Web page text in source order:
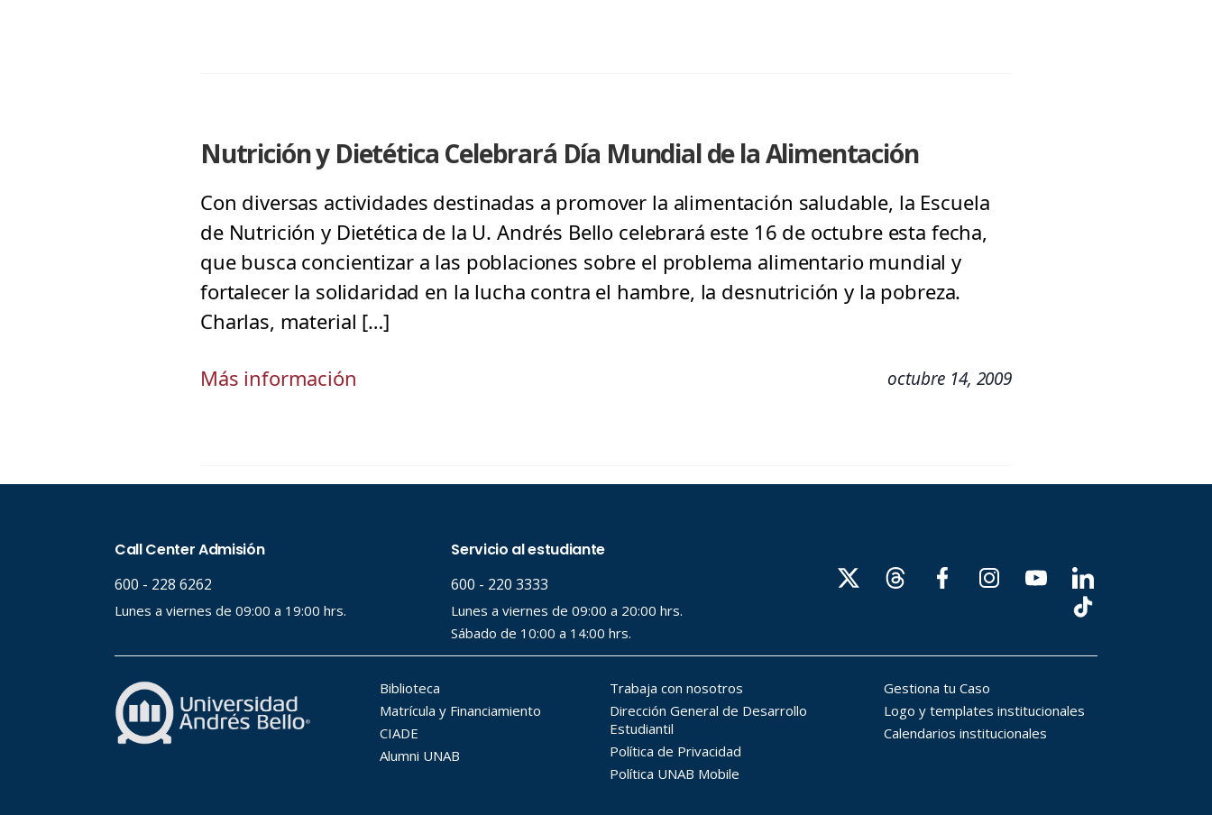
Nutrición y Dietética Celebrará Día Mundial de la Alimentación
Con diversas actividades destinadas a promover la alimentación saludable, la Escuela
de Nutrición y Dietética de la U. Andrés Bello celebrará este 16 de octubre esta fecha,
que busca concientizar a las poblaciones sobre el problema alimentario mundial y
fortalecer la solidaridad en la lucha contra el hambre, la desnutrición y la pobreza.
Charlas, material […]
Más información octubre 14, 2009